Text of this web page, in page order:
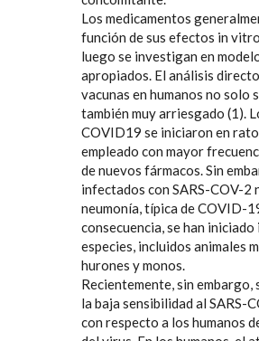
Los medicamentos
función de sus efectos in
luego se investigan en
apropiados. El análisis
vacunas en humanos no solo
también muy arriesgado (1).
COVID19 se iniciaron en
empleado con mayor
de nuevos fármacos. Sin
infectados con SARS-COV-2
neumonía, típica de COVID-
consecuencia, se han
especies, incluidos animales
hurones y monos.
Recientemente, sin embargo,
la baja sensibilidad al SARS-
con respecto a los humanos